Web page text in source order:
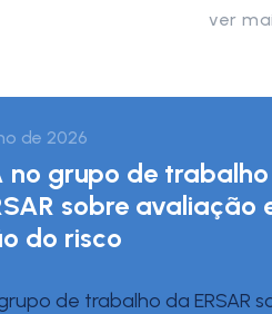
ver
de 2026
no grupo de trabalho
sobre avaliação
do risco